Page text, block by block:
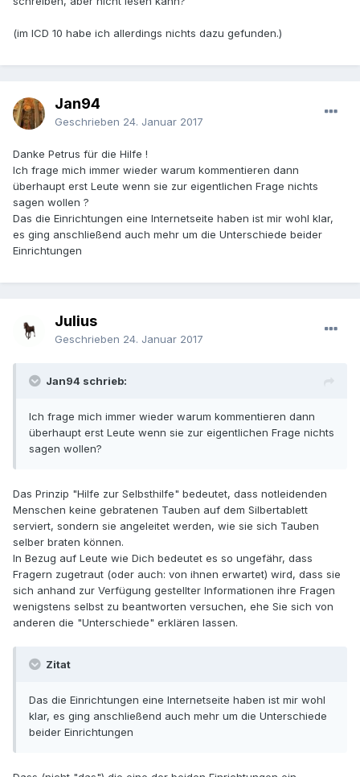
(im ICD 10 habe ich allerdings nichts dazu gefunden.)
Jan94
Geschrieben 24. Januar 2017
Danke Petrus für die Hilfe !
Ich frage mich immer wieder warum kommentieren dann
überhaupt erst Leute wenn sie zur eigentlichen Frage nichts
sagen wollen ?
Das die Einrichtungen eine Internetseite haben ist mir wohl klar,
es ging anschließend auch mehr um die Unterschiede beider
Einrichtungen
Julius
Geschrieben 24. Januar 2017
Jan94 schrieb:
Ich frage mich immer wieder warum kommentieren dann
überhaupt erst Leute wenn sie zur eigentlichen Frage nichts
sagen wollen?
Das Prinzip "Hilfe zur Selbsthilfe" bedeutet, dass notleidenden
Menschen keine gebratenen Tauben auf dem Silbertablett
serviert, sondern sie angeleitet werden, wie sie sich Tauben
selber braten können.
In Bezug auf Leute wie Dich bedeutet es so ungefähr, dass
Fragern zugetraut (oder auch: von ihnen erwartet) wird, dass sie
sich anhand zur Verfügung gestellter Informationen ihre Fragen
wenigstens selbst zu beantworten versuchen, ehe Sie sich von
anderen die "Unterschiede" erklären lassen.
Zitat
Das die Einrichtungen eine Internetseite haben ist mir wohl
klar, es ging anschließend auch mehr um die Unterschiede
beider Einrichtungen